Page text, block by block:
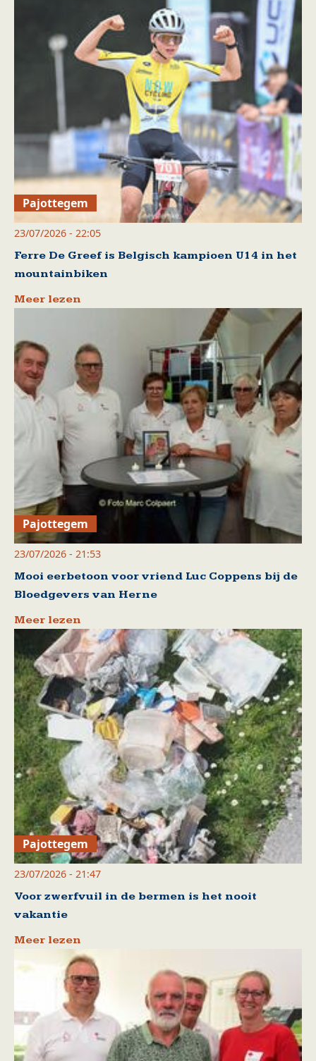
Pajottegem
23/07/2026 - 22:05
Ferre De Greef is Belgisch kampioen U14 in het
mountainbiken
Meer lezen
Pajottegem
23/07/2026 - 21:53
Mooi eerbetoon voor vriend Luc Coppens bij de
Bloedgevers van Herne
Meer lezen
Pajottegem
23/07/2026 - 21:47
Voor zwerfvuil in de bermen is het nooit
vakantie
Meer lezen